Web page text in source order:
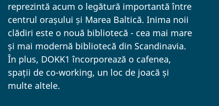
reprezintă acum o legătură importantă între
centrul orașului și Marea Baltică. Inima noii
clădiri este o nouă bibliotecă - cea mai mare
și mai modernă bibliotecă din Scandinavia.
În plus, DOKK1 încorporează o cafenea,
spații de co-working, un loc de joacă și
multe altele.